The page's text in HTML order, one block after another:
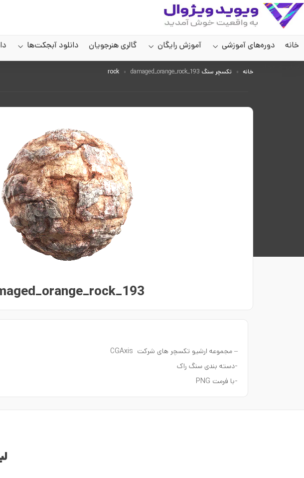
خانه دوره‌های آموزشی آموزش رایگان گالری هنرجویان دانلود آبجکت‌ها
خانه تکسچر سنگ rock damaged_orange_rock_193
– مجموعه ارشیو تکسچر های شرکت CGAxis
-دسته بندی سنگ راک
-با فرمت PNG